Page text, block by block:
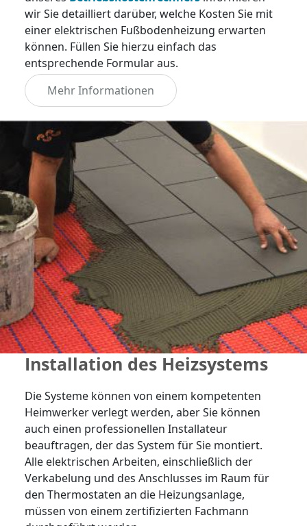
wir Sie detailliert darüber, welche Kosten Sie mit
einer elektrischen Fußbodenheizung erwarten
können. Füllen Sie hierzu einfach das
entsprechende Formular aus.
Mehr Informationen
Installation des Heizsystems
Die Systeme können von einem kompetenten
Heimwerker verlegt werden, aber Sie können
auch einen professionellen Installateur
beauftragen, der das System für Sie montiert.
Alle elektrischen Arbeiten, einschließlich der
Verkabelung und des Anschlusses im Raum für
den Thermostaten an die Heizungsanlage,
müssen von einem zertifizierten Fachmann